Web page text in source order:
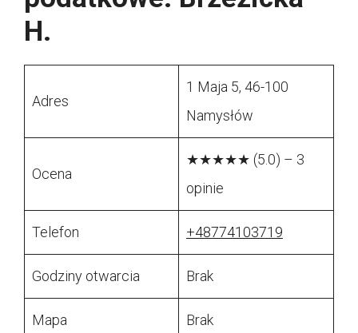
H.
Adres
1 Maja 5, 46-100
Namysłów
Ocena
★★★★★ (5.0) – 3
opinie
Telefon +48774103719
Godziny otwarcia Brak
Mapa Brak